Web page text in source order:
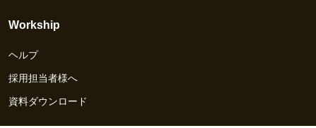
Workship
ヘルプ
採用担当者様へ
資料ダウンロード